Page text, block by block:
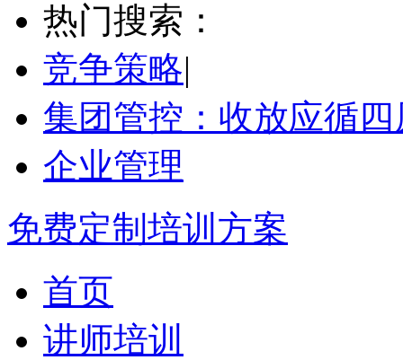
热门搜索：
竞争策略|
集团管控：收放应循四
企业管理
免费定制培训方案
首页
讲师培训